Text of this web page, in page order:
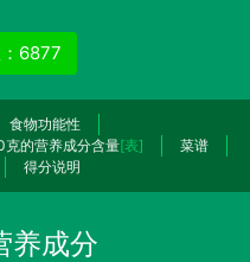
6877
食物功能性
克的营养成分含量[表]
菜谱
得分说明
养成分